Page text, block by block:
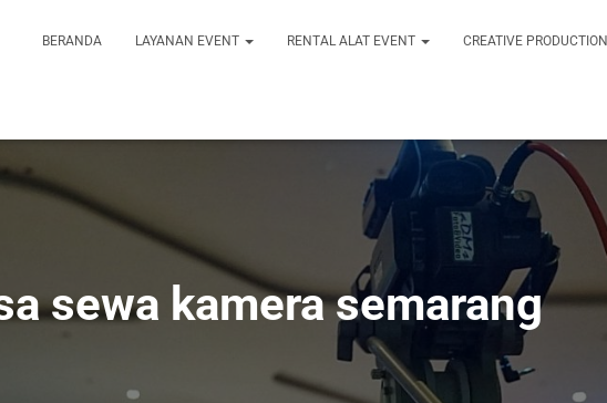
BERANDA LAYANAN EVENT RENTAL ALAT EVENT CREATIVE PRODUCTION
sewa kamera semarang